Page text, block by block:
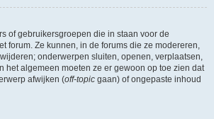
of gebruikersgroepen die in staan voor de
forum. Ze kunnen, in de forums die ze modereren,
onderwerpen sluiten, openen, verplaatsen,
het algemeen moeten ze er gewoon op toe zien dat
afwijken (off-topic gaan) of ongepaste inhoud